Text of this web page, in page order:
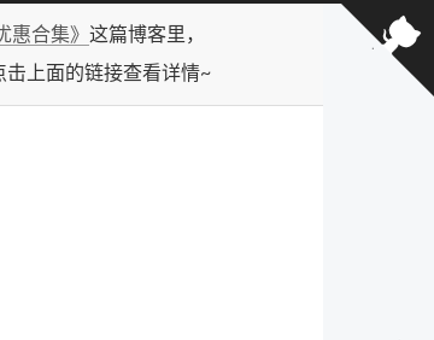
惠合集》 这篇博客里，
上面的链接查看详情~